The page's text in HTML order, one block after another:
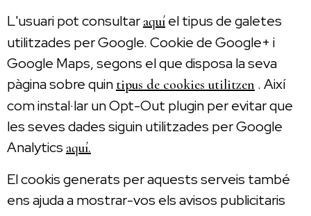
L'usuari pot consultaraquí el tipus de galetes
utilitzades per Google. Cookie de Google+ i
Google Maps, segons el que disposa la seva
pàgina sobre quin tipus de cookies utilitzen . Així
com instal·lar un Opt-Out plugin per evitar que
les seves dades siguin utilitzades per Google
Analytics aquí.
El cookis generats per aquests serveis també
ens ajuda a mostrar-vos els avisos publicitaris